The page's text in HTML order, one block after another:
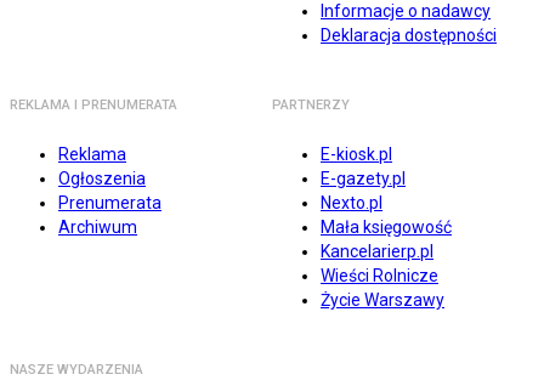
Informacje o nadawcy
Deklaracja dostępności
REKLAMA I PRENUMERATA
Reklama
Ogłoszenia
Prenumerata
Archiwum
PARTNERZY
E-kiosk.pl
E-gazety.pl
Nexto.pl
Mała księgowość
Kancelarierp.pl
Wieści Rolnicze
Życie Warszawy
NASZE WYDARZENIA